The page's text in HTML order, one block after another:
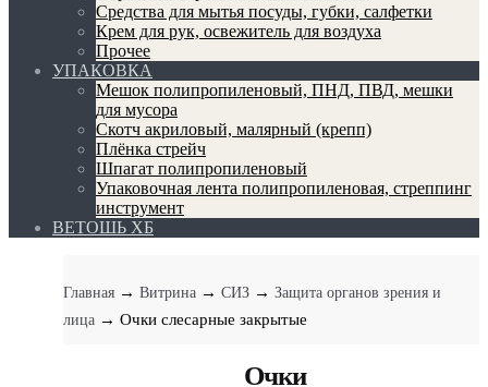
Средства для мытья посуды, губки, салфетки
Крем для рук, освежитель для воздуха
Прочее
УПАКОВКА
Мешок полипропиленовый, ПНД, ПВД, мешки
для мусора
Скотч акриловый, малярный (крепп)
Плёнка стрейч
Шпагат полипропиленовый
Упаковочная лента полипропиленовая, стреппинг
инструмент
ВЕТОШЬ ХБ
Главная → Витрина → СИЗ → Защита органов зрения и
лица → Очки слесарные закрытые
Очки